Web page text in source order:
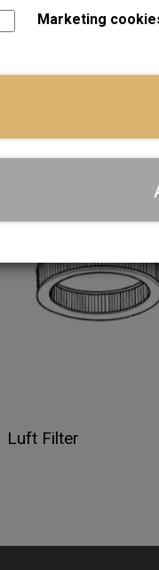
Luft Filter
Marketing